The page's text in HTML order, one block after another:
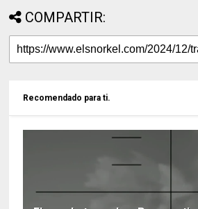
COMPARTIR:
Recomendado para ti.